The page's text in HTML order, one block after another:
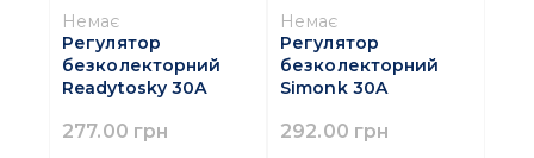
Немає
Регулятор
безколекторний
Readytosky 30А
277.00 грн
Немає
Регулятор
безколекторний
Simonk 30A
292.00 грн